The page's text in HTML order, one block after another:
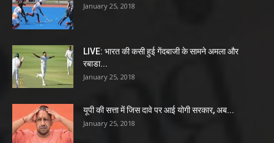
January 25, 2018
LIVE: भारत की कसी हुई गेंदबाजी के सामने अमला और
रबाडा...
January 25, 2018
यूपी की सत्ता में जिस दावे पर आई योगी सरकार, अब...
January 25, 2018